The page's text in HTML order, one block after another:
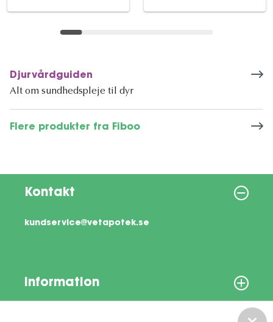
Djurvårdguiden
Alt om sundhedspleje til dyr
Flere produkter fra Fiboo
Kontakt
kundservice@vetapotek.se
Information